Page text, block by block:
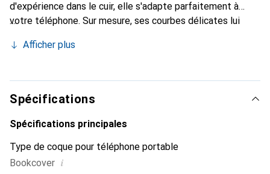
d'expérience dans le cuir, elle s'adapte parfaitement à
votre téléphone. Sur mesure, ses courbes délicates lui
devient l'accessoire chic et indispensable pour votre
internationalement pour ses produits de haute qualité et
est un choix fiable pour une clientèle exigeante.
Afficher plus
Spécifications
Spécifications principales
Type de coque pour téléphone portable
Bookcover i